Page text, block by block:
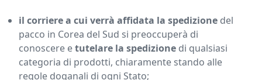
il corriere a cui verrà affidata la spedizione del
pacco in Corea del Sud si preoccuperà di
conoscere etutelare la spedizione di qualsiasi
categoria di prodotti, chiaramente stando alle
regole doganali di ogni Stato;